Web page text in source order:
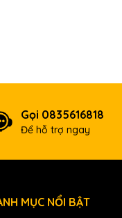
Gọi 0835616818
Để hỗ trợ ngay
MỤC NỔI BẬT